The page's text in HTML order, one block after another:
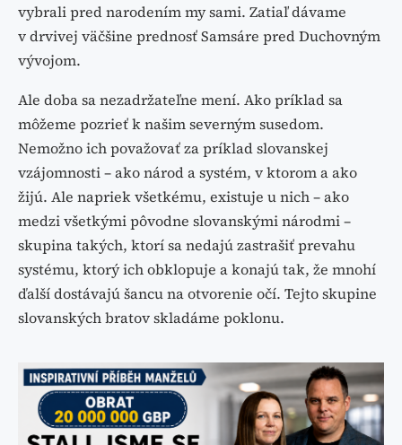
vybrali pred narodením my sami. Zatiaľ dávame
v drvivej väčšine prednosť Samsáre pred Duchovným
vývojom.
Ale doba sa nezadržateľne mení. Ako príklad sa
môžeme pozrieť k našim severným susedom.
Nemožno ich považovať za príklad slovanskej
vzájomnosti – ako národ a systém, v ktorom a ako
žijú. Ale napriek všetkému, existuje u nich – ako
medzi všetkými pôvodne slovanskými národmi –
skupina takých, ktorí sa nedajú zastrašiť prevahu
systému, ktorý ich obklopuje a konajú tak, že mnohí
ďalší dostávajú šancu na otvorenie očí. Tejto skupine
slovanských bratov skladáme poklonu.